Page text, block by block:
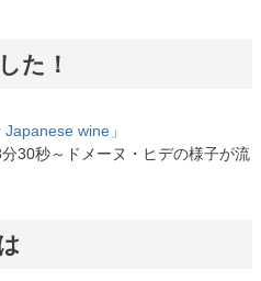
た！
wine」
30秒～ドメーヌ・ヒデの様子が流